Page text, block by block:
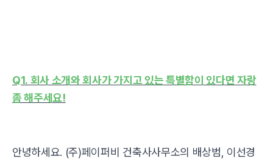
Q1. 회사 소개와 회사가 가지고 있는 특별함이 있다면 자랑
좀 해주세요!
안녕하세요. (주)페이퍼비 건축사사무소의 배상범, 이선경